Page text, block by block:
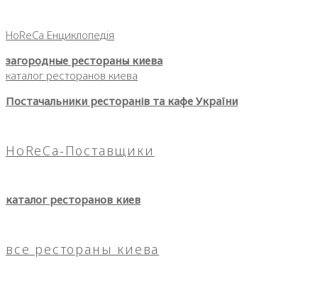
HoReCa Енциклопедія
загородные рестораны киева
каталог ресторанов киева
Постачальники ресторанів та кафе України
HoReCa-Поставщики
каталог ресторанов киев
все рестораны киева